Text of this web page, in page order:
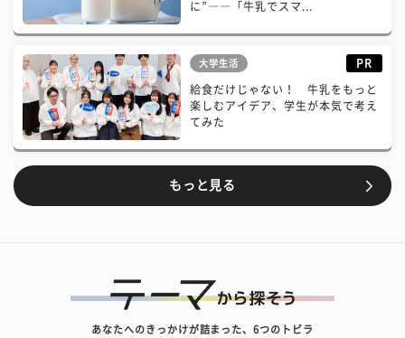
に”――「牛乳でスマ...
大学生活 PR
給食だけじゃない！ 牛乳をもっと
楽しむアイデア、学生が本気で考え
てみた
もっと見る
あなたへのきっかけが詰まった、6つのトビラ